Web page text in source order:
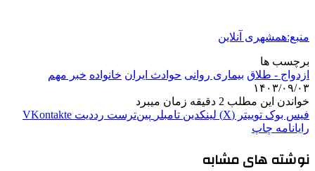
منبع:همشهری آنلاین
برچسب ها
ازدواج - طلاق بیماری روانی حوادث ایران خانواده خبر مهم
۱۴۰۳/۰۹/۰۳
خواندن این مطلب 2 دقیقه زمان میبرد
فیس بوک توییتر (X) لینکدین ‫تامبلر ‫پین‌ترست ‫رددیت ‫VKontakte
رایانامه چاپ
نوشته های مشابه